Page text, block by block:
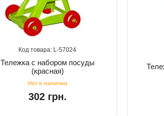
57024
Тележка с набором посуды
(красная)
302 грн.